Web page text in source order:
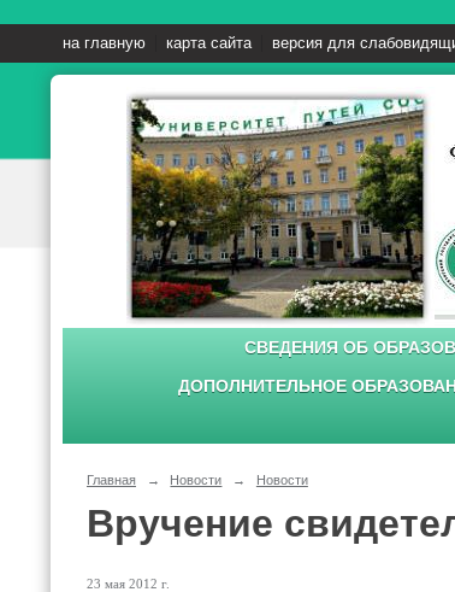
на главную карта сайта версия для
СВЕДЕНИЯ ОБ
ДОПОЛНИТЕЛЬНОЕ
Главная → Новости → Новости
Вручение
23 мая 2012 г.